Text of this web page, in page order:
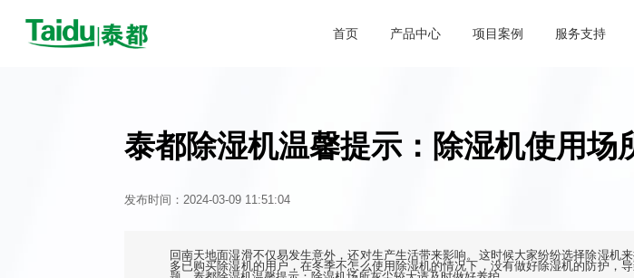
首页 产品中心 项目案例 服务支持
泰都除湿机温馨提示：除湿机使用场
发布时间：2024-03-09 11:51:04
回南天地面湿滑不仅易发生意外，还对生产生活带来影响。这时候大家纷纷选择除湿机
多已购买除湿机的用户，在冬季不怎么使用除湿机的情况下，没有做好除湿机的防护，